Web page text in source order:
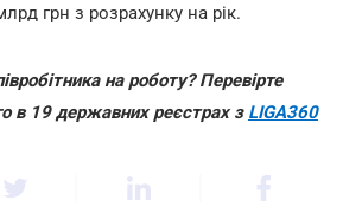
грн з розрахунку на рік.
на роботу? Перевірте
в 19 державних реєстрах з LIGA360